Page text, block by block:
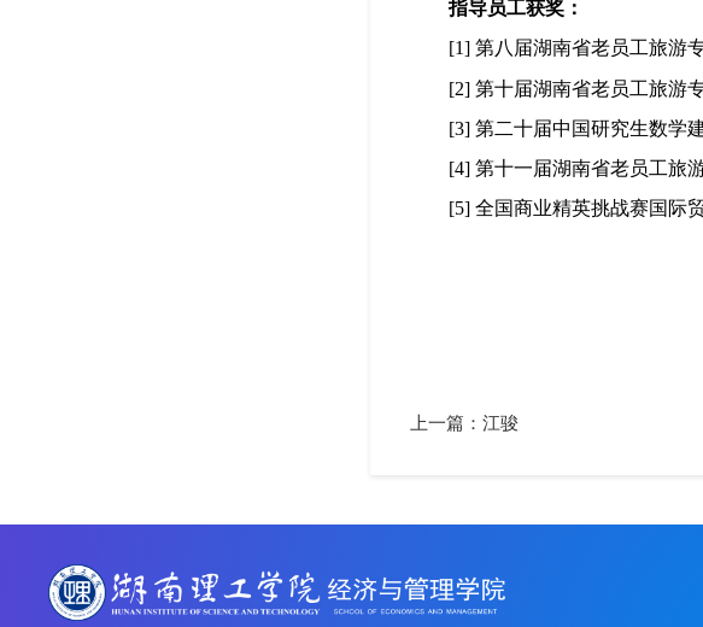
指导员工获奖：
[1] 第八届湖南省老员工旅游
[2] 第十届湖南省老员工旅游专
[3] 第二十届中国研究生数学
[4] 第十一届湖南省老员工旅
[5] 全国商业精英挑战赛国际贸
上一篇：江骏